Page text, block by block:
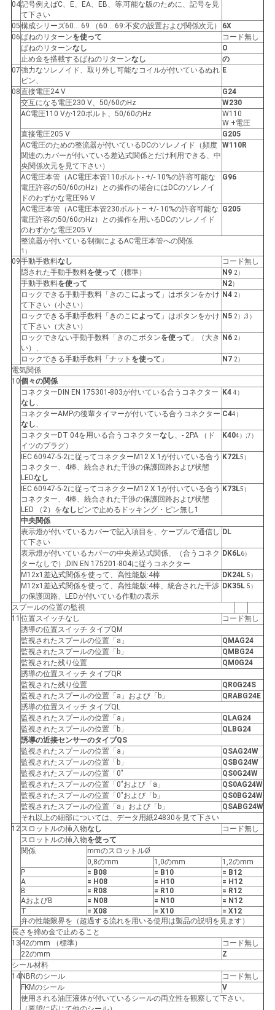
04記号例えばC、E、EA、EB、等;可能な版のために、記号を見
て下さい
05構成シリーズ60… 69 （60… 69:不変の設置および関係次元）
6X
06ばねのリターンを使って
コード無し
ばねのリターンなし
O
止め金を搭載するばねのリターンなし
の
07強力なソレノイド、取り外し可能なコイルが付いているぬれ
ピン、
E
08直接電圧24 V
G24
交互になる電圧230 V、50/60のHz
W230
AC電圧110 Vか120ボルト、50/60のHz
W110
W +電圧
直接電圧205 V
G205
AC電圧のための整流器が付いているDCのソレノイド（頻度
関連の;カバーが付いている差込式関係とだけ利用できる、中
央関係次元を見て下さい）
W110R
AC電圧本管（AC電圧本管110ボルト- +/- 10%の許容可能な
電圧許容の50/60のHz）との操作の場合にはDCのソレノイ
ドのわずかな電圧96 V
G96
AC電圧本管（AC電圧本管230ボルト– +/- 10%の許容可能な
電圧許容の50/60のHz）との操作を用いるDCのソレノイド
のわずかな電圧205 V
G205
整流器が付いている制御によるAC電圧本管への関係
1）
09手動手数料なし
コード無し
隠された手動手数料を使って （標準） N9 2）
手動手数料を使って N2）
ロックできる手動手数料「きのこ によって 」はボタンをかけ
て下さい（小さい）
N4 2）
ロックできる手動手数料「きのこ によって 」はボタンをかけ
て下さい（大きい）
N5 2）;3）
ロックできない手動手数料「きのこボタンを使って 」（大き
い）、
N6 2）
ロックできる手動手数料「ナット を使って 」 N7 2）
電気関係
10個々の関係
コネクターDIN EN 175301-803が付いている合うコネクター
なし、
K4 4）
コネクターAMPの後輩タイマーが付いている合うコネクター
なし、
C44）
コネクターDT 04を用いる合うコネクターなし、- 2PA （ド
イツのプラグ）
K404）;7）
IEC 60947-5-2に従ってコネクターM12 X 1が付いている合う
コネクター、4棒、統合された干渉の保護回路および状態
LEDなし
K72L5）
IEC 60947-5-2に従ってコネクターM12 X 1が付いている合う
コネクター、4棒、統合された干渉の保護回路および状態
LED （2）をなし ピンで止めるドッキング・ピン無し1
K73L5）
中央関係
表示燈が付いているカバーで記入項目を、ケーブルで通信し
て下さい
DL
表示燈が付いているカバーの中央差込式関係、（合うコネク
ターなしで）;DIN EN 175201-804に従うコネクター
DK6L6）
M12x1差込式関係を使って、高性能版:4棒 DK24L 5）
M12x1差込式関係を使って、高性能版:4棒、統合された干渉
の保護回路、LEDが付いている作動の表示
DK35L 5）
スプールの位置の監視
11 位置スイッチなし
コード無し
誘導の位置スイッチ タイプQM
監視されたスプールの位置「a」
QMAG24
監視されたスプールの位置「b」
QMBG24
監視された残り位置
QM0G24
誘導の位置スイッチ タイプQR
監視された残り位置
QR0G24S
監視されたスプールの位置「a」および「b」
QRABG24E
誘導の位置スイッチ タイプQL
監視されたスプールの位置「a」
QLAG24
監視されたスプールの位置「b」
QLBG24
誘導の近接センサーのタイプQS
監視されたスプールの位置「a」
QSAG24W
監視されたスプールの位置「b」
QSBG24W
監視されたスプールの位置「0"
QS0G24W
監視されたスプールの位置「0"および「a」
QS0AG24W
監視されたスプールの位置「0"および「b」
QS0BG24W
監視されたスプールの位置「a」および「b」
QSABG24W
それ以上の細部については、データ用紙24830を見て下さい
12スロットルの挿入物なし
コード無し
スロットルの挿入物を使って
関係
mmのスロットルØ
0,8のmm
1,0のmm
1,2のmm
P
= B08 = B10
= B12
A
= H08 = H10
= H12
B
= R08 = R10
= R12
AおよびB
= N08 = N10
= N12
T
= X08 = X10
= X12
弁の性能限界を（超過する流れを用いる使用は製品の説明を見ます）
長さを締め金で止めること
13 42のmm （標準）
コード無し
22のmm
Z
シール材料
14 NBRのシール
コード無し
FKMのシール
V
使用される油圧液体が付いているシールの両立性を観察して下さい。